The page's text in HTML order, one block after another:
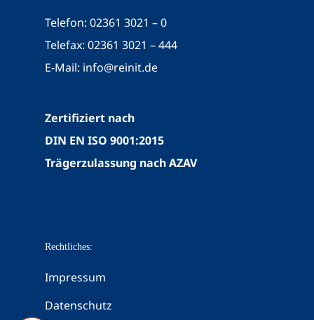
Telefon: 02361 3021 – 0
Telefax: 02361 3021 – 444
E-Mail: info@reinit.de
Zertifiziert nach
DIN EN ISO 9001:2015
Trägerzulassung nach AZAV
Rechtliches:
Impressum
Datenschutz